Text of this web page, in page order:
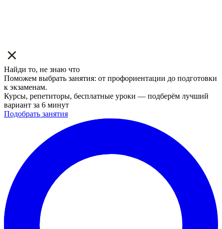
Найди то, не знаю что
Поможем выбрать занятия: от профориентации до подготовки
к экзаменам.
Курсы, репетиторы, бесплатные уроки — подберём лучший
вариант за 6 минут
Подобрать занятия